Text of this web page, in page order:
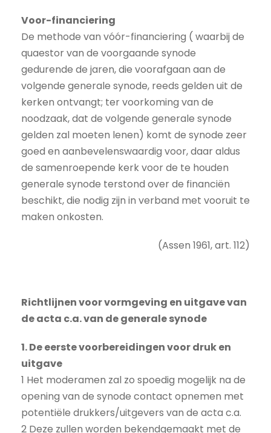
Voor-financiering
De methode van vóór-financiering ( waarbij de
quaestor van de voorgaande synode
gedurende de jaren, die voorafgaan aan de
volgende generale synode, reeds gelden uit de
kerken ontvangt; ter voorkoming van de
noodzaak, dat de volgende generale synode
gelden zal moeten lenen) komt de synode zeer
goed en aanbevelenswaardig voor, daar aldus
de samenroepende kerk voor de te houden
generale synode terstond over de financiën
beschikt, die nodig zijn in verband met vooruit te
maken onkosten.
(Assen 1961, art. 112)
Richtlijnen voor vormgeving en uitgave van
de acta c.a. van de generale synode
1. De eerste voorbereidingen voor druk en
uitgave
1 Het moderamen zal zo spoedig mogelijk na de
opening van de synode contact opnemen met
potentiële drukkers/uitgevers van de acta c.a.
2 Deze zullen worden bekendgemaakt met de